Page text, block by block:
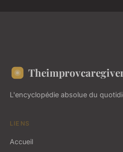
L'encyclopédie absolue du
LIENS
Accueil